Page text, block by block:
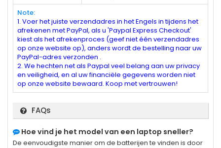
Note:
1. Voer het juiste verzendadres in het Engels in tijdens het
afrekenen met PayPal, als u 'Paypal Express Checkout'
kiest als het afrekenproces (geef niet één verzendadres
op onze website op), anders wordt de bestelling naar uw
PayPal-adres verzonden .
2. We hechten net als Paypal veel belang aan uw privacy
en veiligheid, en al uw financiële gegevens worden niet
op onze website bewaard. Koop met vertrouwen!
FAQs
Hoe vind je het model van een laptop sneller?
De eenvoudigste manier om de batterijen te vinden is door